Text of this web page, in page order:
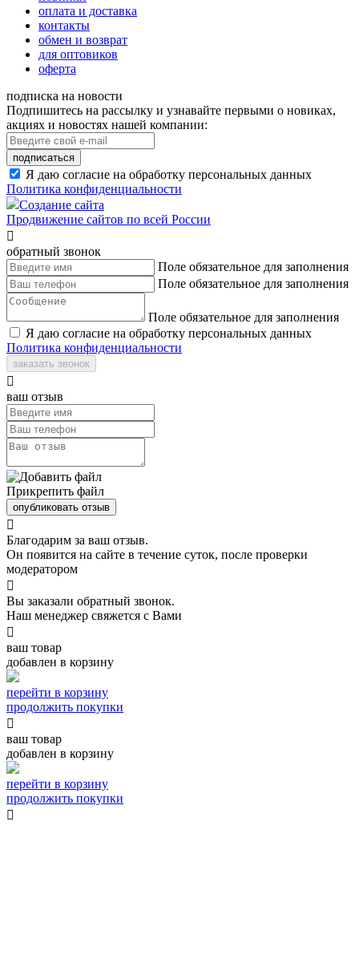
оплата и доставка
контакты
обмен и возврат
для оптовиков
оферта
подписка на новости
Подпишитесь на рассылку и узнавайте первыми о новиках,
акциях и новостях нашей компании:
подписаться
Я даю согласие на обработку персональных данных
Политика конфиденциальности
Создание сайта
Продвижение сайтов по всей России

обратный звонок
Поле обязательное для заполнения
Поле обязательное для заполнения
Поле обязательное для заполнения
Я даю согласие на обработку персональных данных
Политика конфиденциальности
заказать звонок

ваш отзыв
Прикрепить файл
опубликовать отзыв

Благодарим за ваш отзыв.
Он появится на сайте в течение суток, после проверки
модератором

Вы заказали обратный звонок.
Наш менеджер свяжется с Вами

ваш товар
добавлен в корзину
перейти в корзину
продолжить покупки

ваш товар
добавлен в корзину
перейти в корзину
продолжить покупки
